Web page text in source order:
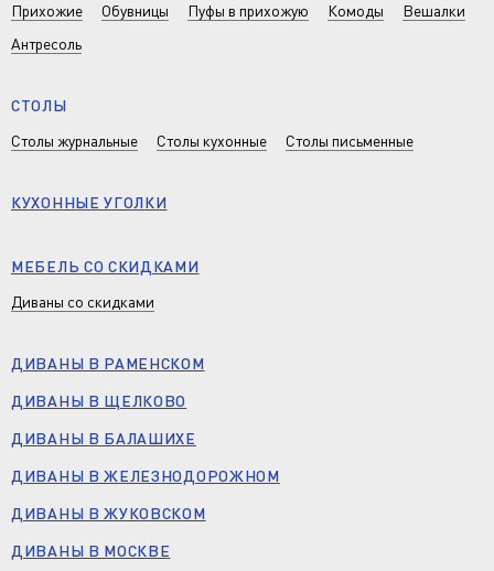
Прихожие
Обувницы Пуфы в прихожую Комоды
Вешалки
Антресоль
СТОЛЫ
Столы журнальные
Столы кухонные Столы письменные
КУХОННЫЕ УГОЛКИ
МЕБЕЛЬ СО СКИДКАМИ
Диваны со скидками
ДИВАНЫ В РАМЕНСКОМ
ДИВАНЫ В ЩЕЛКОВО
ДИВАНЫ В БАЛАШИХЕ
ДИВАНЫ В ЖЕЛЕЗНОДОРОЖНОМ
ДИВАНЫ В ЖУКОВСКОМ
ДИВАНЫ В МОСКВЕ